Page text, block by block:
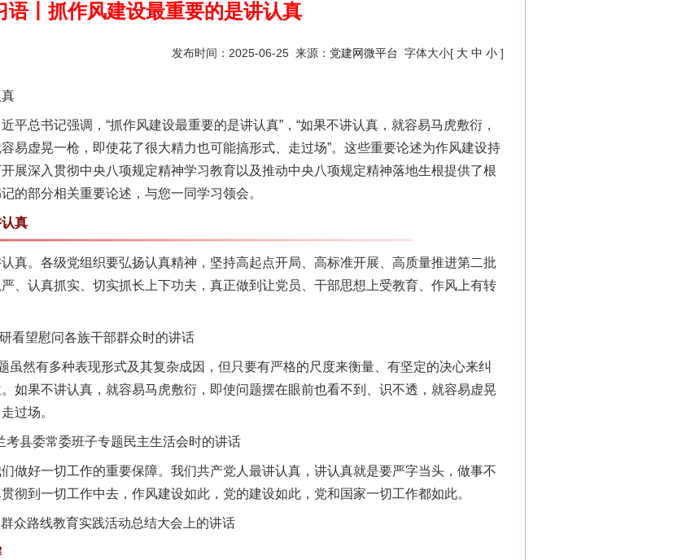
语丨抓作风建设最重要的是讲认真
发布时间：2025-06-25 来源： 党建网微平台 字体大小[ 大 中 小 ]
总书记强调，“抓作风建设最重要的是讲认真”，“如果不讲认真，就容易马虎敷衍，
易虚晃一枪，即使花了很大精力也可能搞形式、走过场”。这些重要论述为作风建设持
展深入贯彻中央八项规定精神学习教育以及推动中央八项规定精神落地生根提供了根
的部分相关重要论述，与您一同学习领会。
真
。各级党组织要弘扬认真精神，坚持高起点开局、高标准开展、高质量推进第二批
、认真抓实、切实抓长上下功夫，真正做到让党员、干部思想上受教育、作风上有转
望慰问各族干部群众时的讲话
然有多种表现形式及其复杂成因，但只要有严格的尺度来衡量、有坚定的决心来纠
如果不讲认真，就容易马虎敷衍，即使问题摆在眼前也看不到、识不透，就容易虚晃
过场。
委常委班子专题民主生活会时的讲话
好一切工作的重要保障。我们共产党人最讲认真，讲认真就是要严字当头，做事不
彻到一切工作中去，作风建设如此，党的建设如此，党和国家一切工作都如此。
路线教育实践活动总结大会上的讲话